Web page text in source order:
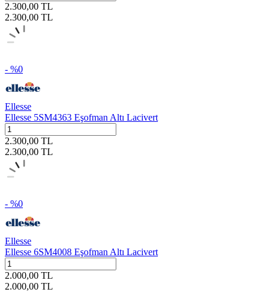
2.300,00 TL
2.300,00 TL
- %0
Ellesse
Ellesse 5SM4363 Eşofman Altı Lacivert
2.300,00 TL
2.300,00 TL
- %0
Ellesse
Ellesse 6SM4008 Eşofman Altı Lacivert
2.000,00 TL
2.000,00 TL